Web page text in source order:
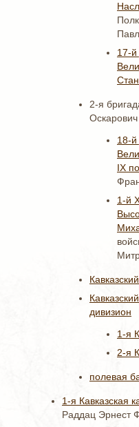
17-й
2-я
Оскарович
18-й
IX
1-й
дивизион
1-я
2-я
полевая
1-я Кавказская
Раддац Эрнест